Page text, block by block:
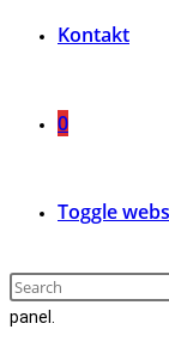
Kontakt
0
Toggle
panel.